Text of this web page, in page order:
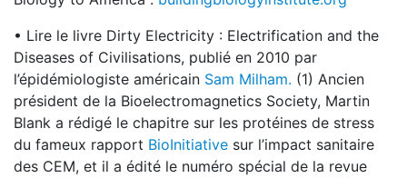
• Lire le livre Dirty Electricity : Electrification and the
Diseases of Civilisations, publié en 2010 par
l’épidémiologiste américain Sam Milham. (1) Ancien
président de la Bioelectromagnetics Society, Martin
Blank a rédigé le chapitre sur les protéines de stress
du fameux rapport BioInitiative sur l’impact sanitaire
des CEM, et il a édité le numéro spécial de la revue